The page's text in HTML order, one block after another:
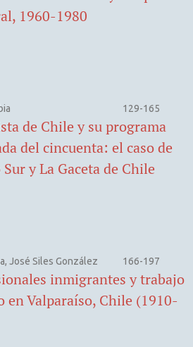
1960-1980
129-165
de Chile y su programa
del cincuenta: el caso de
y La Gaceta de Chile
José Siles González 166-197
inmigrantes y trabajo
Valparaíso, Chile (1910-